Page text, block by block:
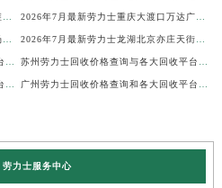
劳力士服务中心